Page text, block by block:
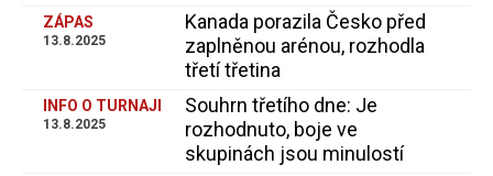
ZÁPAS
13.8.2025
Kanada porazila Česko před
zaplněnou arénou, rozhodla
třetí třetina
INFO O TURNAJI
13.8.2025
Souhrn třetího dne: Je
rozhodnuto, boje ve
skupinách jsou minulostí